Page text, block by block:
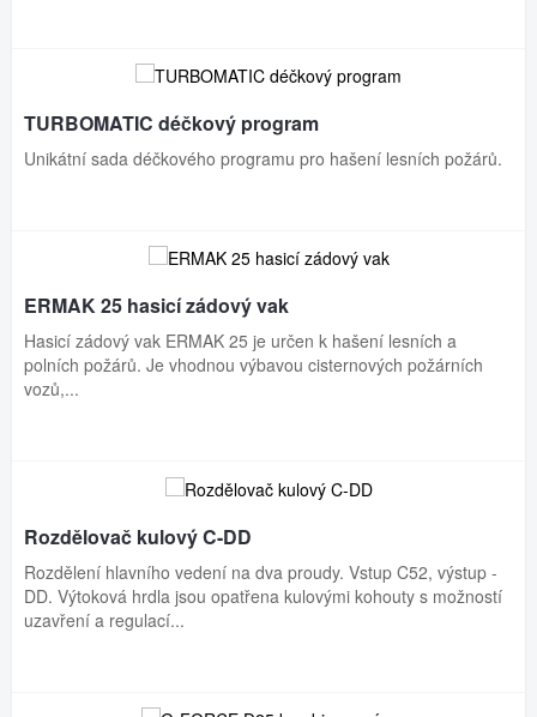
TURBOMATIC déčkový program
Unikátní sada déčkového programu pro hašení lesních požárů.
ERMAK 25 hasicí zádový vak
Hasicí zádový vak ERMAK 25 je určen k hašení lesních a
polních požárů. Je vhodnou výbavou cisternových požárních
vozů,...
Rozdělovač kulový C-DD
Rozdělení hlavního vedení na dva proudy. Vstup C52, výstup -
DD. Výtoková hrdla jsou opatřena kulovými kohouty s možností
uzavření a regulací...